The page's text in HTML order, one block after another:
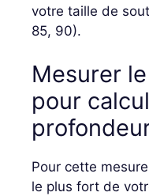
votre taille de
85, 90).
Mesurer
pour
Pour cette
le plus fort de